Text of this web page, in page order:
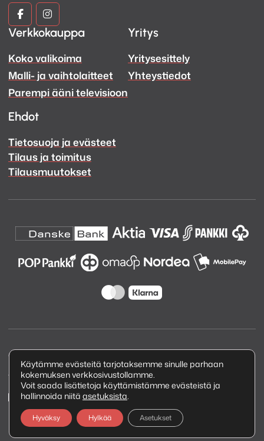
Kuva
ja
Ääni
Facebook
Kuva
ja
Ääni
Instagram
Verkkokauppa
Koko valikoima
Malli- ja vaihtolaitteet
Parempi ääni televisioon
Yritys
Yritysesittely
Yhteystiedot
Ehdot
Tietosuoja ja evästeet
Tilaus ja toimitus
Tilausmuutokset
Copyright © 2026 Kuva ja Ääni Oy
Tietosuojaseloste
Käytämme evästeitä tarjotaksemme sinulle parhaan
kokemuksen verkkosivustollamme.
Voit saada lisätietoja käyttämistämme evästeistä ja
hallinnoida niitä asetuksista.
Hyväksy Hylkää Asetukset